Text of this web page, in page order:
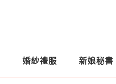
婚紗禮服 新娘秘書